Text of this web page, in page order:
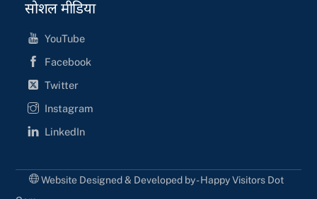
सोशल मीडिया
YouTube
Facebook
Twitter
Instagram
LinkedIn
Website Designed & Developed by - Happy Visitors Dot